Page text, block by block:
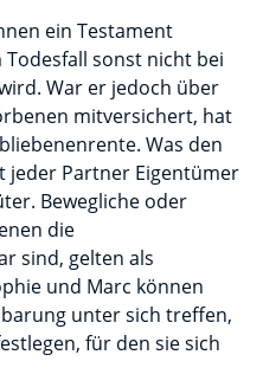
ein Testament
sonst nicht bei
War er jedoch über
mitversichert, hat
Was den
jeder Partner Eigentümer
Bewegliche oder
die
sind, gelten als
und Marc können
unter sich treffen,
für den sie sich